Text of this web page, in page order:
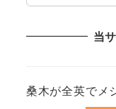
当
桑木が全英でメ